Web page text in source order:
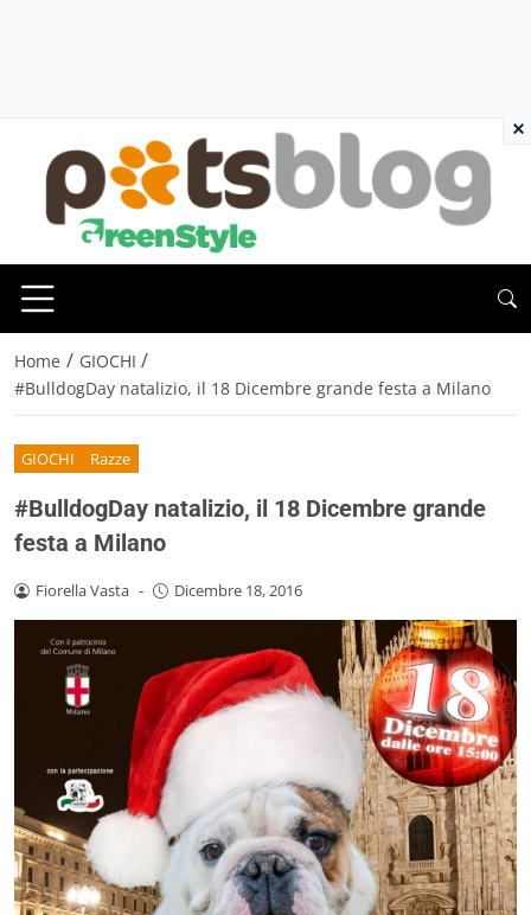
Home / GIOCHI /
#BulldogDay natalizio, il 18 Dicembre grande festa a Milano
GIOCHI Razze
#BulldogDay natalizio, il 18 Dicembre grande
festa a Milano
Fiorella Vasta - Dicembre 18, 2016
×